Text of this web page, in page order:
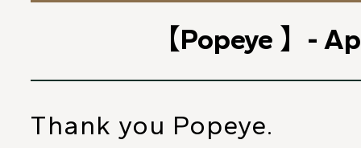
【Popeye 】-
Thank you Popeye.